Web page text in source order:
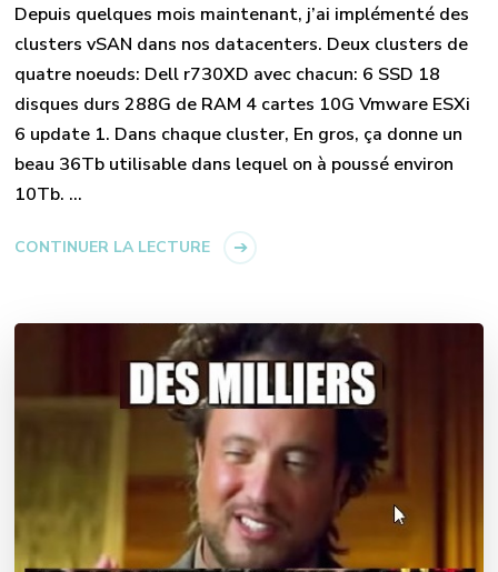
Depuis quelques mois maintenant, j’ai implémenté des
clusters vSAN dans nos datacenters. Deux clusters de
quatre noeuds: Dell r730XD avec chacun: 6 SSD 18
disques durs 288G de RAM 4 cartes 10G Vmware ESXi
6 update 1. Dans chaque cluster, En gros, ça donne un
beau 36Tb utilisable dans lequel on à poussé environ
10Tb. …
CONTINUER LA LECTURE